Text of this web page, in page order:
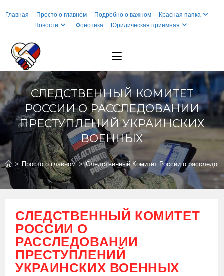
Главная Просто о главном Подробно о важном
Красная папка
Новости
Фонотека Юридическая приёмная
СЛЕДСТВЕННЫЙ КОМИТЕТ
РОССИИ О РАССЛЕДОВАНИИ
ПРЕСТУПЛЕНИЙ УКРАИНСКИХ
ВОЕННЫХ
> Просто о главном > Следственный Комитет России о
СЛЕДСТВЕННЫЙ КОМИТЕТ
РОССИИ О
РАССЛЕДОВАНИИ
ПРЕСТУПЛЕНИЙ
УКРАИНСКИХ ВОЕННЫХ